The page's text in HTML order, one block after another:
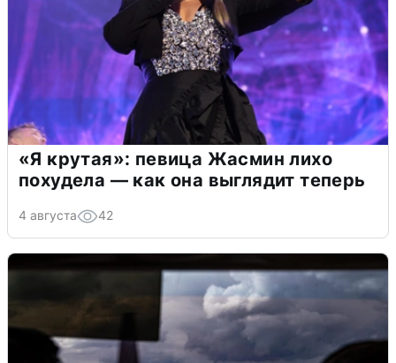
«Я крутая»: певица Жасмин лихо
похудела — как она выглядит теперь
4 августа 42